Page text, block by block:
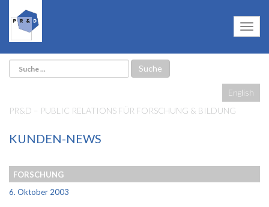
English
PR&D – PUBLIC RELATIONS FÜR FORSCHUNG & BILDUNG
KUNDEN-NEWS
FORSCHUNG
6. Oktober 2003